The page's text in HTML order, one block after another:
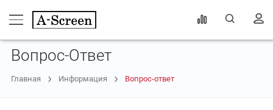
Вопрос-Ответ
Главная Информация Вопрос-ответ